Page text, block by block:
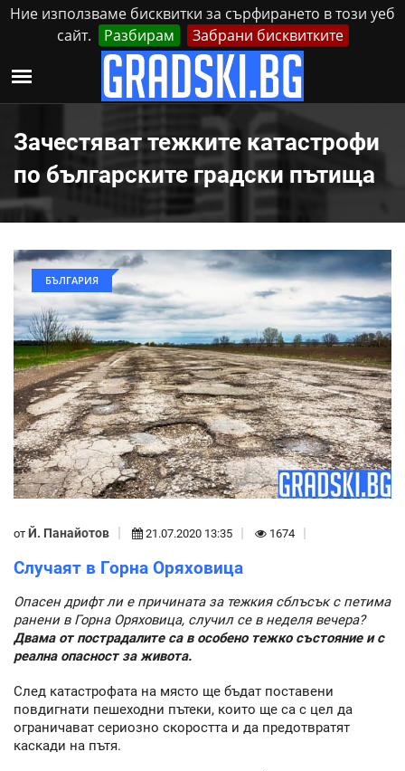
Ние използваме бисквитки за сърфирането в този уеб
сайт.
Разбирам Забрани бисквитките
Понеделник, 10 Август, 2026 Реклама
Зачестяват тежките катастрофи
по българските градски пътища
БЪЛГАРИЯ
от Й. Панайотов 21.07.2020 13:35 1674
Случаят в Горна Оряховица
Опасен дрифт ли е причината за тежкия сблъсък с петима
ранени в Горна Оряховица, случил се в неделя вечера?
Двама от пострадалите са в особено тежко състояние и с
реална опасност за живота.
След катастрофата на място ще бъдат поставени
повдигнати пешеходни пътеки, които ще са с цел да
ограничават сериозно скоростта и да предотвратят
каскади на пътя.